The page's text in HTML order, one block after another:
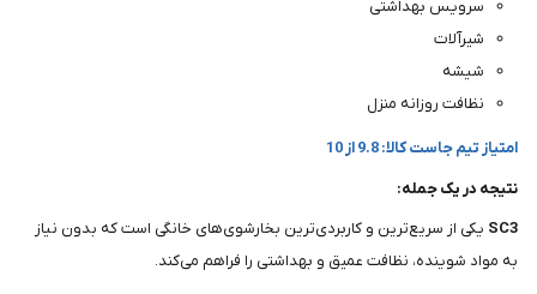
سرویس بهداشتی
شیرآلات
شیشه
نظافت روزانه منزل
امتیاز تیم جاست کالا: 9.8 از 10
نتیجه در یک جمله:
SC3 یکی از سریع‌ترین و کاربردی‌ترین بخارشوی‌های خانگی است که بدون نیاز
به مواد شوینده، نظافت عمیق و بهداشتی را فراهم می‌کند.